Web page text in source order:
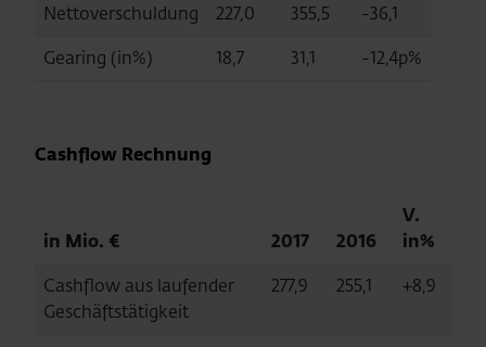
Nettoverschuldung 227,0 355,5
-36,1
Gearing (in%)
18,7 31,1 -12,4p%
Cashflow Rechnung
in Mio. € 2017 2016
V.
in%
Cashflow aus laufender
Geschäftstätigkeit
277,9 255,1 +8,9